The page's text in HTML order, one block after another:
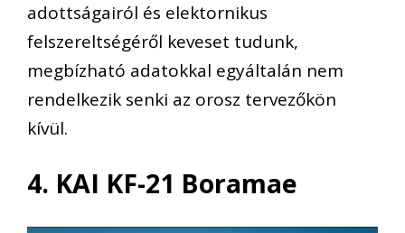
adottságairól és elektornikus
felszereltségéről keveset tudunk,
megbízható adatokkal egyáltalán nem
rendelkezik senki az orosz tervezőkön
kívül.
4. KAI KF-21 Boramae